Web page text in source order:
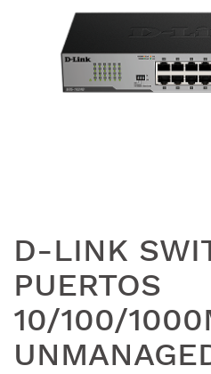
D-LINK
PUERTOS
10/100/